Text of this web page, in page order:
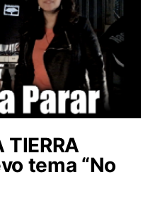
TIERRA
tema “No